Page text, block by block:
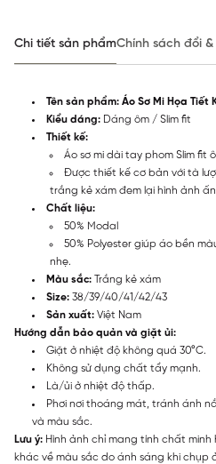
Chi tiết sản phẩmChính sách đổi
Tên sản phẩm: Áo Sơ Mi Họa Tiết
Kiểu dáng: Dáng ôm / Slim fit
Thiết kế:
Áo sơ mi dài tay phom Slim fit
Được thiết kế cơ bản với tà
trắng kẻ xám đem lại hình ảnh
Chất liệu:
50% Modal
50% Polyester giúp áo bền
nhẹ.
Màu sắc: Trắng kẻ xám
Size: 38/39/40/41/42/43
Sản xuất: Việt Nam
Hướng dẫn bảo quản và giặt ủi:
Giặt ở nhiệt độ không quá 30°C.
Không sử dụng chất tẩy mạnh.
Là/ủi ở nhiệt độ thấp.
Phơi nơi thoáng mát, tránh ánh
và màu sắc.
Lưu ý: Hình ảnh chỉ mang tính chất
khác về màu sắc do ánh sáng khi chụp